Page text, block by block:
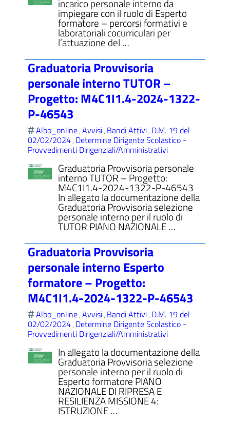
incarico personale interno da
impiegare con il ruolo di Esperto
formatore – percorsi formativi e
laboratoriali cocurriculari per
l’attuazione del …
Graduatoria Provvisoria
personale interno TUTOR –
Progetto: M4C1I1.4-2024-1322-
P-46543
Albo_online,Avvisi, Bandi Attivi, D.M. 19 del
02/02/2024, Determine Dirigente Scolastico -
Provvedimenti Dirigenziali/Amministrativi
Graduatoria Provvisoria personale
interno TUTOR – Progetto:
M4C1I1.4-2024-1322-P-46543
In allegato la documentazione della
Graduatoria Provvisoria selezione
personale interno per il ruolo di
TUTOR PIANO NAZIONALE …
Graduatoria Provvisoria
personale interno Esperto
formatore – Progetto:
M4C1I1.4-2024-1322-P-46543
Albo_online,Avvisi, Bandi Attivi, D.M. 19 del
02/02/2024, Determine Dirigente Scolastico -
Provvedimenti Dirigenziali/Amministrativi
In allegato la documentazione della
Graduatoria Provvisoria selezione
personale interno per il ruolo di
Esperto formatore PIANO
NAZIONALE DI RIPRESA E
RESILIENZA MISSIONE 4:
ISTRUZIONE …